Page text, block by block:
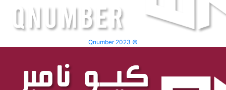
Qnumber 2023 ©